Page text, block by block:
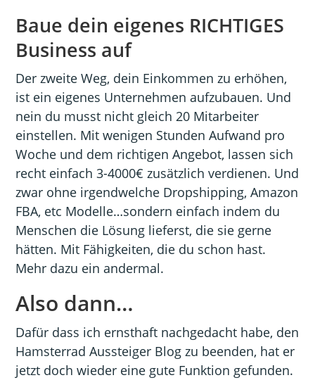
Baue dein eigenes RICHTIGES
Business auf
Der zweite Weg, dein Einkommen zu erhöhen,
ist ein eigenes Unternehmen aufzubauen. Und
nein du musst nicht gleich 20 Mitarbeiter
einstellen. Mit wenigen Stunden Aufwand pro
Woche und dem richtigen Angebot, lassen sich
recht einfach 3-4000€ zusätzlich verdienen. Und
zwar ohne irgendwelche Dropshipping, Amazon
FBA, etc Modelle…sondern einfach indem du
Menschen die Lösung lieferst, die sie gerne
hätten. Mit Fähigkeiten, die du schon hast.
Mehr dazu ein andermal.
Also dann…
Dafür dass ich ernsthaft nachgedacht habe, den
Hamsterrad Aussteiger Blog zu beenden, hat er
jetzt doch wieder eine gute Funktion gefunden.